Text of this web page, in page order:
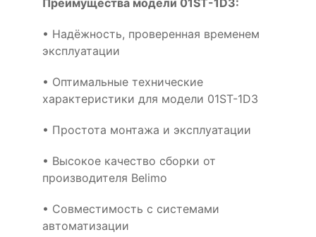
Преимущества модели 01ST-1D3:
• Надёжность, проверенная временем
эксплуатации
• Оптимальные технические
характеристики для модели 01ST-1D3
• Простота монтажа и эксплуатации
• Высокое качество сборки от
производителя Belimo
• Совместимость с системами
автоматизации